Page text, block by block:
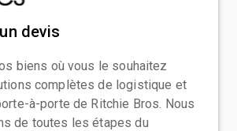
devis
biens où vous le souhaitez
complètes de logistique et
à-porte de Ritchie Bros. Nous
de toutes les étapes du